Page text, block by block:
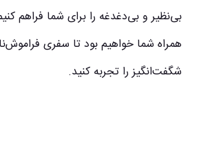
بی‌نظیر و بی‌دغدغه را برای شما فراهم
همراه شما خواهیم بود تا سفری
شگفت‌انگیز را تجربه کنید.